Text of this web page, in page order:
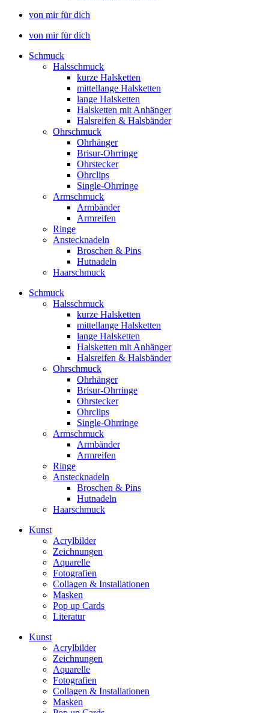
von mir für dich
von mir für dich
Schmuck
Halsschmuck
kurze Halsketten
mittellange Halsketten
lange Halsketten
Halsketten mit Anhänger
Halsreifen & Halsbänder
Ohrschmuck
Ohrhänger
Brisur-Ohrringe
Ohrstecker
Ohrclips
Single-Ohrringe
Armschmuck
Armbänder
Armreifen
Ringe
Anstecknadeln
Broschen & Pins
Hutnadeln
Haarschmuck
Schmuck
Halsschmuck
kurze Halsketten
mittellange Halsketten
lange Halsketten
Halsketten mit Anhänger
Halsreifen & Halsbänder
Ohrschmuck
Ohrhänger
Brisur-Ohrringe
Ohrstecker
Ohrclips
Single-Ohrringe
Armschmuck
Armbänder
Armreifen
Ringe
Anstecknadeln
Broschen & Pins
Hutnadeln
Haarschmuck
Kunst
Acrylbilder
Zeichnungen
Aquarelle
Fotografien
Collagen & Installationen
Masken
Pop up Cards
Literatur
Kunst
Acrylbilder
Zeichnungen
Aquarelle
Fotografien
Collagen & Installationen
Masken